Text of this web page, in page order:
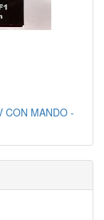
CON MANDO -